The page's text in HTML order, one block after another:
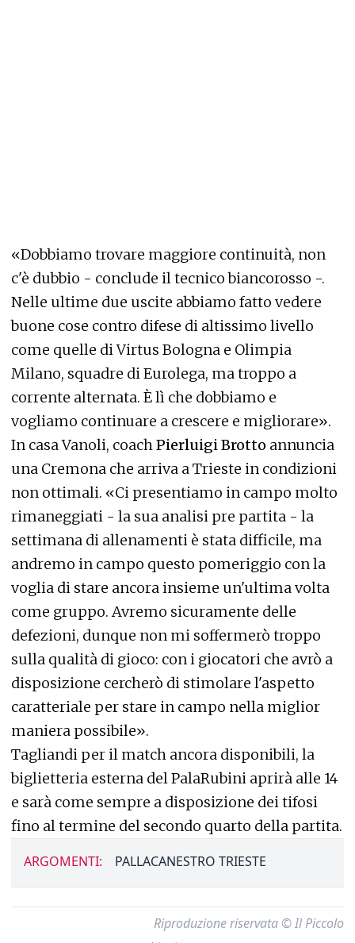
«Dobbiamo trovare maggiore continuità, non
c'è dubbio - conclude il tecnico biancorosso -.
Nelle ultime due uscite abbiamo fatto vedere
buone cose contro difese di altissimo livello
come quelle di Virtus Bologna e Olimpia
Milano, squadre di Eurolega, ma troppo a
corrente alternata. È lì che dobbiamo e
vogliamo continuare a crescere e migliorare».
In casa Vanoli, coachPierluigi Brotto annuncia
una Cremona che arriva a Trieste in condizioni
non ottimali. «Ci presentiamo in campo molto
rimaneggiati - la sua analisi pre partita - la
settimana di allenamenti è stata difficile, ma
andremo in campo questo pomeriggio con la
voglia di stare ancora insieme un'ultima volta
come gruppo. Avremo sicuramente delle
defezioni, dunque non mi soffermerò troppo
sulla qualità di gioco: con i giocatori che avrò a
disposizione cercherò di stimolare l'aspetto
caratteriale per stare in campo nella miglior
maniera possibile».
Tagliandi per il match ancora disponibili, la
biglietteria esterna del PalaRubini aprirà alle 14
e sarà come sempre a disposizione dei tifosi
fino al termine del secondo quarto della partita.
ARGOMENTI: PALLACANESTRO TRIESTE
Riproduzione riservata © Il Piccolo